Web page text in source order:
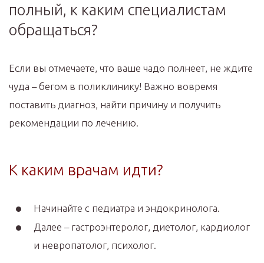
полный, к каким специалистам
обращаться?
Если вы отмечаете, что ваше чадо полнеет, не ждите
чуда – бегом в поликлинику! Важно вовремя
поставить диагноз, найти причину и получить
рекомендации по лечению.
К каким врачам идти?
Начинайте с педиатра и эндокринолога.
Далее – гастроэнтеролог, диетолог, кардиолог
и невропатолог, психолог.